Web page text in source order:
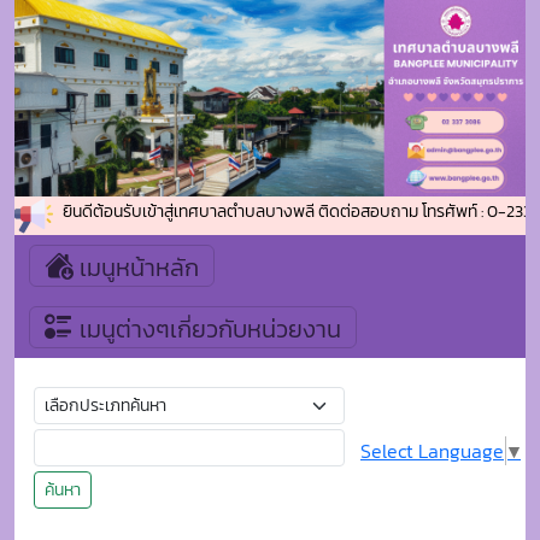
ยินดีต้อนรับเข้าสู่เทศบาลตำบลบางพลี ติดต่อสอบถาม โทรศัพท์ : 0-2337-
เมนูหน้าหลัก
เมนูต่างๆเกี่ยวกับหน่วยงาน
ค้นหา
Select Language ▼